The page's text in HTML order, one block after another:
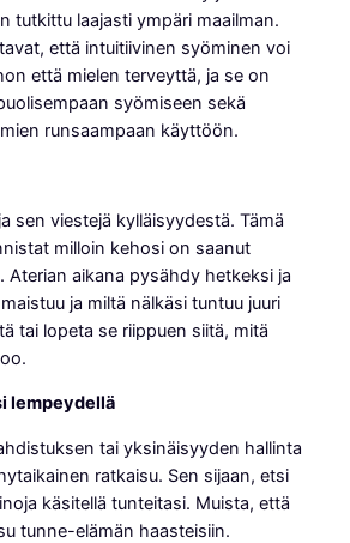
tutkittu laajasti ympäri maailman.
että intuitiivinen syöminen voi
että mielen terveyttä, ja se on
syömiseen sekä
runsaampaan käyttöön.
sen viestejä kylläisyydestä. Tämä
milloin kehosi on saanut
Aterian aikana pysähdy hetkeksi ja
ja miltä nälkäsi tuntuu juuri
tai lopeta se riippuen siitä, mitä
lempeydellä
tai yksinäisyyden hallinta
ratkaisu. Sen sijaan, etsi
käsitellä tunteitasi. Muista, että
tunne-elämän haasteisiin.